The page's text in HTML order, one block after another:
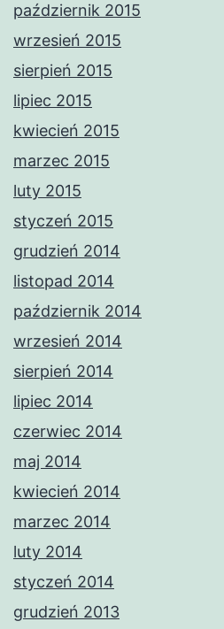
październik 2015
wrzesień 2015
sierpień 2015
lipiec 2015
kwiecień 2015
marzec 2015
luty 2015
styczeń 2015
grudzień 2014
listopad 2014
październik 2014
wrzesień 2014
sierpień 2014
lipiec 2014
czerwiec 2014
maj 2014
kwiecień 2014
marzec 2014
luty 2014
styczeń 2014
grudzień 2013